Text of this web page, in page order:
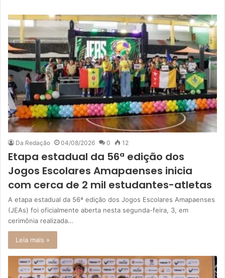
Da Redação 04/08/2026 0 12
Etapa estadual da 56ª edição dos
Jogos Escolares Amapaenses inicia
com cerca de 2 mil estudantes-atletas
A etapa estadual da 56ª edição dos Jogos Escolares Amapaenses
(JEAs) foi oficialmente aberta nesta segunda-feira, 3, em
cerimônia realizada…
Leia mais »